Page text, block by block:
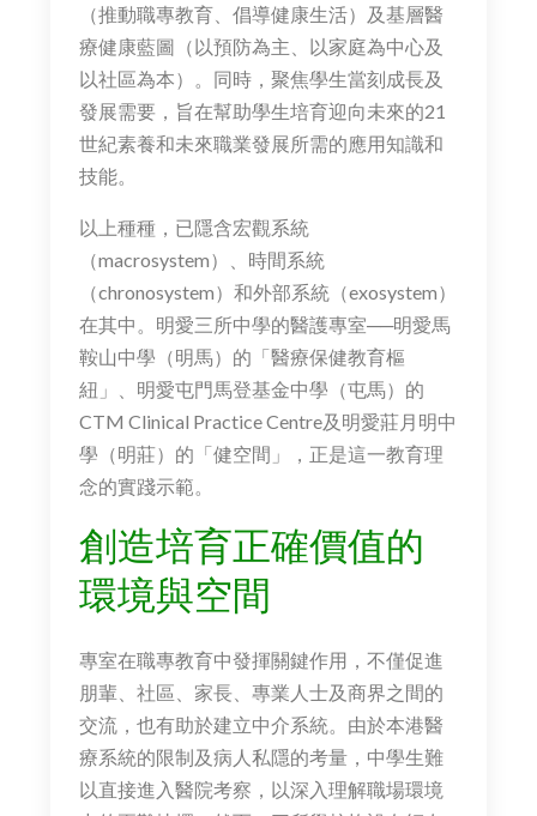
（推動職專教育、倡導健康生活）及基層醫
療健康藍圖（以預防為主、以家庭為中心及
以社區為本）。同時，聚焦學生當刻成長及
發展需要，旨在幫助學生培育迎向未來的21
世紀素養和未來職業發展所需的應用知識和
技能。
以上種種，已隱含宏觀系統
（macrosystem）、時間系統
（chronosystem）和外部系統（exosystem）
在其中。明愛三所中學的醫護專室──明愛馬
鞍山中學（明馬）的「醫療保健教育樞
紐」、明愛屯門馬登基金中學（屯馬）的
CTM Clinical Practice Centre及明愛莊月明中
學（明莊）的「健空間」，正是這一教育理
念的實踐示範。
創造培育正確價值的
環境與空間
專室在職專教育中發揮關鍵作用，不僅促進
朋輩、社區、家長、專業人士及商界之間的
交流，也有助於建立中介系統。由於本港醫
療系統的限制及病人私隱的考量，中學生難
以直接進入醫院考察，以深入理解職場環境